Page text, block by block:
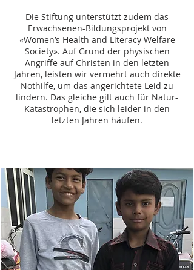
Die Stiftung unterstützt zudem das
Erwachsenen-Bildungsprojekt von
«Women’s Health and Literacy Welfare
Society». Auf Grund der physischen
Angriffe auf Christen in den letzten
Jahren, leisten wir vermehrt auch direkte
Nothilfe, um das angerichtete Leid zu
lindern. Das gleiche gilt auch für Natur-
Katastrophen, die sich leider in den
letzten Jahren häufen.